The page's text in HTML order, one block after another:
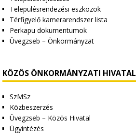
Településrendezési eszközök
Térfigyelő kamerarendszer lista
Perkapu dokumentumok
Üvegzseb – Önkormányzat
KÖZÖS ÖNKORMÁNYZATI HIVATAL
SzMSz
Közbeszerzés
Üvegzseb – Közös Hivatal
Ügyintézés